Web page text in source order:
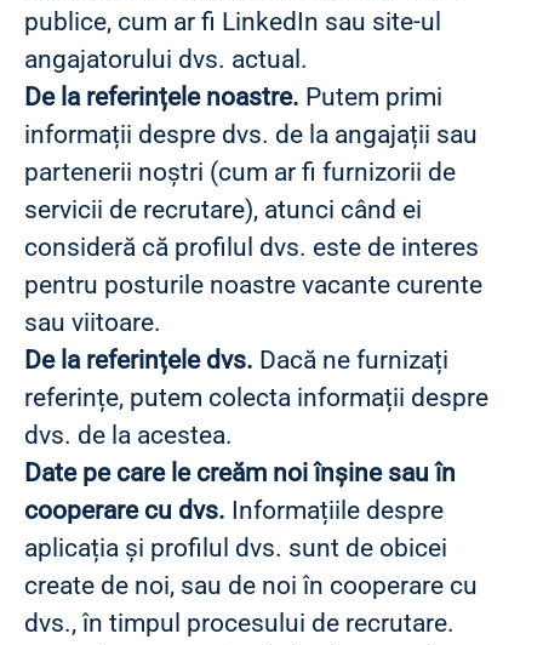
publice, cum ar fi LinkedIn sau site-ul
angajatorului dvs. actual.
De la referințele noastre. Putem primi
informații despre dvs. de la angajații sau
partenerii noștri (cum ar fi furnizorii de
servicii de recrutare), atunci când ei
consideră că profilul dvs. este de interes
pentru posturile noastre vacante curente
sau viitoare.
De la referințele dvs. Dacă ne furnizați
referințe, putem colecta informații despre
dvs. de la acestea.
Date pe care le creăm noi înșine sau în
cooperare cu dvs. Informațiile despre
aplicația și profilul dvs. sunt de obicei
create de noi, sau de noi în cooperare cu
dvs., în timpul procesului de recrutare.